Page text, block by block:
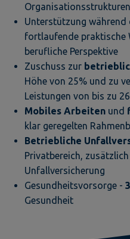
Organisationsstrukturen
Unterstützung während
fortlaufende praktische
berufliche Perspektive
Zuschuss zur
Höhe von 25% und zu
Leistungen von bis zu
Mobiles Arbeiten und
klar geregelten
Betriebliche
Privatbereich,
Unfallversicherung
Gesundheitsvorsorge -
Gesundheit